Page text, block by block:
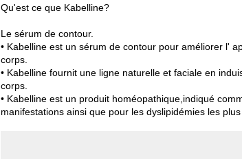
Qu'est ce que Kabelline?
Le sérum de contour.
• Kabelline est un sérum de contour pour améliorer l'
corps.
• Kabelline fournit une ligne naturelle et faciale en
corps.
• Kabelline est un produit homéopathique,indiqué
manifestations ainsi que pour les dyslipidémies les